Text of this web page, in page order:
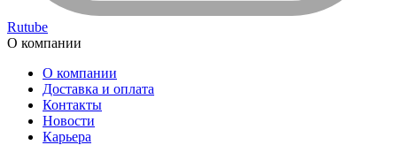
Rutube
О компании
О компании
Доставка и оплата
Контакты
Новости
Карьера